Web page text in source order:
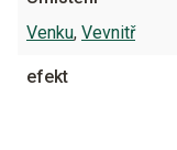
Venku, Vevnitř
efekt